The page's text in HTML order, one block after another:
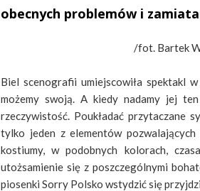
obecnych problemów i
/fot. Bartek
Biel scenografii umiejscowiła spektakl
możemy swoją. A kiedy nadamy jej
rzeczywistość. Poukładać przytaczane
tylko jeden z elementów
kostiumy, w podobnych kolorach,
utożsamienie się z poszczególnymi
piosenki Sorry Polsko wstydzić się